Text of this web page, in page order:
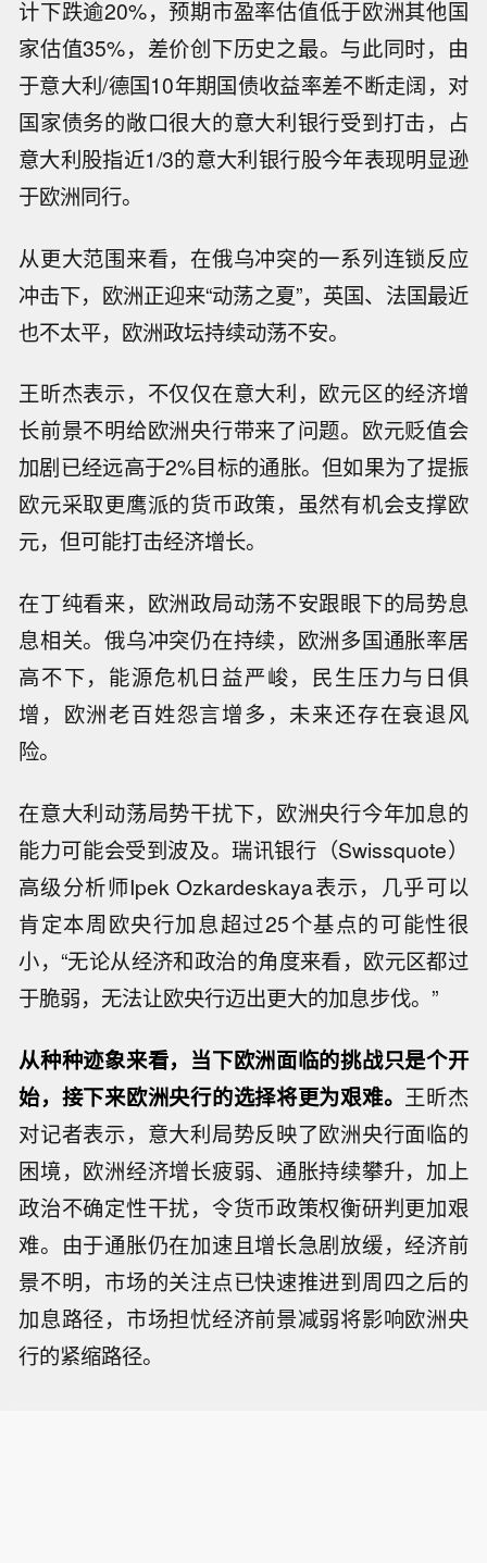
计下跌逾20%，预期市盈率估值低于欧洲其他国
家估值35%，差价创下历史之最。与此同时，由
于意大利/德国10年期国债收益率差不断走阔，对
国家债务的敞口很大的意大利银行受到打击，占
意大利股指近1/3的意大利银行股今年表现明显逊
于欧洲同行。
从更大范围来看，在俄乌冲突的一系列连锁反应
冲击下，欧洲正迎来“动荡之夏”，英国、法国最近
也不太平，欧洲政坛持续动荡不安。
王昕杰表示，不仅仅在意大利，欧元区的经济增
长前景不明给欧洲央行带来了问题。欧元贬值会
加剧已经远高于2%目标的通胀。但如果为了提振
欧元采取更鹰派的货币政策，虽然有机会支撑欧
元，但可能打击经济增长。
在丁纯看来，欧洲政局动荡不安跟眼下的局势息
息相关。俄乌冲突仍在持续，欧洲多国通胀率居
高不下，能源危机日益严峻，民生压力与日俱
增，欧洲老百姓怨言增多，未来还存在衰退风
险。
在意大利动荡局势干扰下，欧洲央行今年加息的
能力可能会受到波及。瑞讯银行（Swissquote）
高级分析师Ipek Ozkardeskaya表示，几乎可以
肯定本周欧央行加息超过25个基点的可能性很
小，“无论从经济和政治的角度来看，欧元区都过
于脆弱，无法让欧央行迈出更大的加息步伐。”
从种种迹象来看，当下欧洲面临的挑战只是个开
始，接下来欧洲央行的选择将更为艰难。 王昕杰
对记者表示，意大利局势反映了欧洲央行面临的
困境，欧洲经济增长疲弱、通胀持续攀升，加上
政治不确定性干扰，令货币政策权衡研判更加艰
难。由于通胀仍在加速且增长急剧放缓，经济前
景不明，市场的关注点已快速推进到周四之后的
加息路径，市场担忧经济前景减弱将影响欧洲央
行的紧缩路径。